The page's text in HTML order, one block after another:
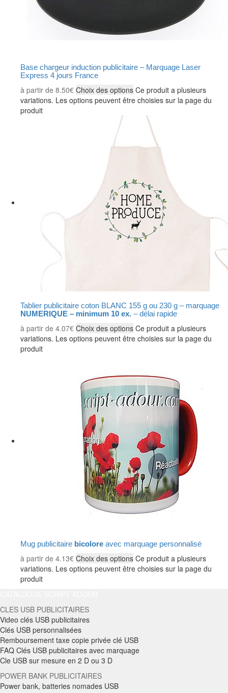
Base chargeur induction publicitaire – Marquage Laser
Express 4 jours France
à partir de 8.50€ Choix des options Ce produit a plusieurs
variations. Les options peuvent être choisies sur la page du
produit
Tablier publicitaire coton BLANC 155 g ou 230 g – marquage
NUMERIQUE – minimum 10 ex. – délai rapide
à partir de 4.07€ Choix des options Ce produit a plusieurs
variations. Les options peuvent être choisies sur la page du
produit
Mug publicitaire bicolore avec marquage personnalisé
à partir de 4.13€ Choix des options Ce produit a plusieurs
variations. Les options peuvent être choisies sur la page du
produit
CLES USB PUBLICITAIRES
Video clés USB publicitaires
Clés USB personnalisées
Remboursement taxe copie privée clé USB
FAQ Clés USB publicitaires avec marquage
Cle USB sur mesure en 2 D ou 3 D
POWER BANK PUBLICITAIRES
Power bank, batteries nomades USB